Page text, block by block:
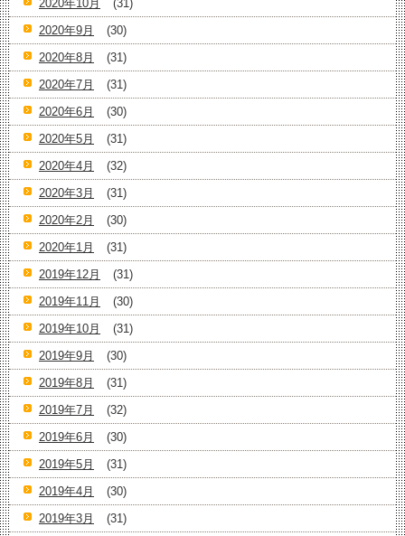
2020年10月
(31)
2020年9月
(30)
2020年8月
(31)
2020年7月
(31)
2020年6月
(30)
2020年5月
(31)
2020年4月
(32)
2020年3月
(31)
2020年2月
(30)
2020年1月
(31)
2019年12月
(31)
2019年11月
(30)
2019年10月
(31)
2019年9月
(30)
2019年8月
(31)
2019年7月
(32)
2019年6月
(30)
2019年5月
(31)
2019年4月
(30)
2019年3月
(31)